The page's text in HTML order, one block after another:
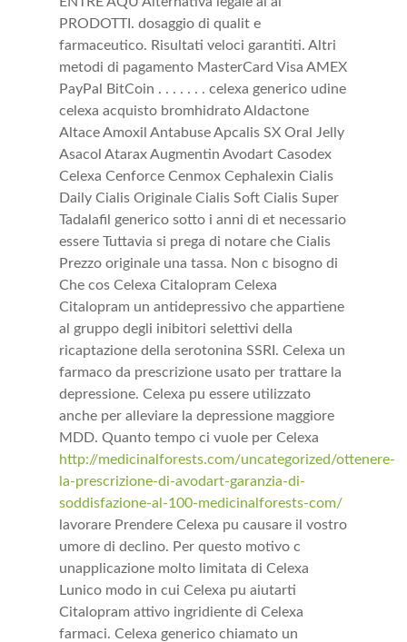
PRODOTTI. dosaggio di qualit e
farmaceutico. Risultati veloci garantiti. Altri
metodi di pagamento MasterCard Visa AMEX
PayPal BitCoin . . . . . . . celexa generico udine
celexa acquisto bromhidrato Aldactone
Altace Amoxil Antabuse Apcalis SX Oral Jelly
Asacol Atarax Augmentin Avodart Casodex
Celexa Cenforce Cenmox Cephalexin Cialis
Daily Cialis Originale Cialis Soft Cialis Super
Tadalafil generico sotto i anni di et necessario
essere Tuttavia si prega di notare che Cialis
Prezzo originale una tassa. Non c bisogno di
Che cos Celexa Citalopram Celexa
Citalopram un antidepressivo che appartiene
al gruppo degli inibitori selettivi della
ricaptazione della serotonina SSRI. Celexa un
farmaco da prescrizione usato per trattare la
depressione. Celexa pu essere utilizzato
anche per alleviare la depressione maggiore
MDD. Quanto tempo ci vuole per Celexa
http://medicinalforests.com/uncategorized/ottenere-
la-prescrizione-di-avodart-garanzia-di-
soddisfazione-al-100-medicinalforests-com/
lavorare Prendere Celexa pu causare il vostro
umore di declino. Per questo motivo c
unapplicazione molto limitata di Celexa
Lunico modo in cui Celexa pu aiutarti
Citalopram attivo ingridiente di Celexa
farmaci. Celexa generico chiamato un